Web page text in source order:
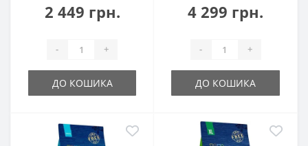
2 449 грн.
- +
ДО КОШИКА
4 299 грн.
- +
ДО КОШИКА